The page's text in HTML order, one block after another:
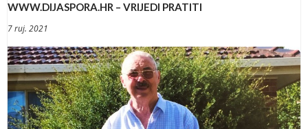
WWW.DIJASPORA.HR – VRIJEDI PRATITI
7 ruj. 2021